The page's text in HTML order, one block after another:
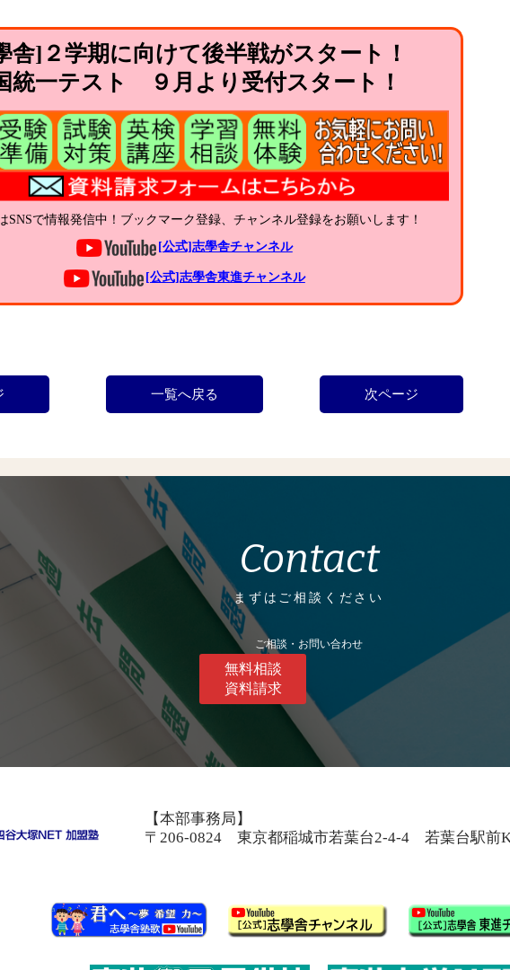
舎]２学期に向けて後半戦がスタート！
統一テスト ９月より受付スタート！
SNSで情報発信中！ブックマーク登録、チャンネル登録をお願いします！
[公式]志學舎チャンネル
[公式]志學舎東進チャンネル
一覧へ戻る 次ページ
Contact
まずはご相談ください
ご相談・お問い合わせ
無料相談
資料請求
【本部事務局】
〒206-0824 東京都稲城市若葉台2-4-4 若葉台駅前